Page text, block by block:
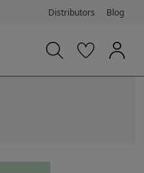
Distributors Blog